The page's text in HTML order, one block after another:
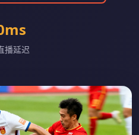
播延迟